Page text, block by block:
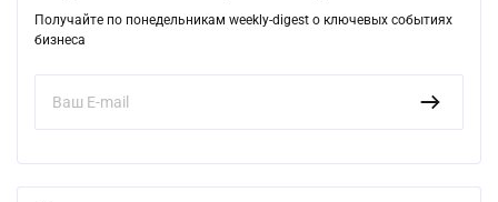
Получайте по понедельникам weekly-digest о ключевых событиях
бизнеса